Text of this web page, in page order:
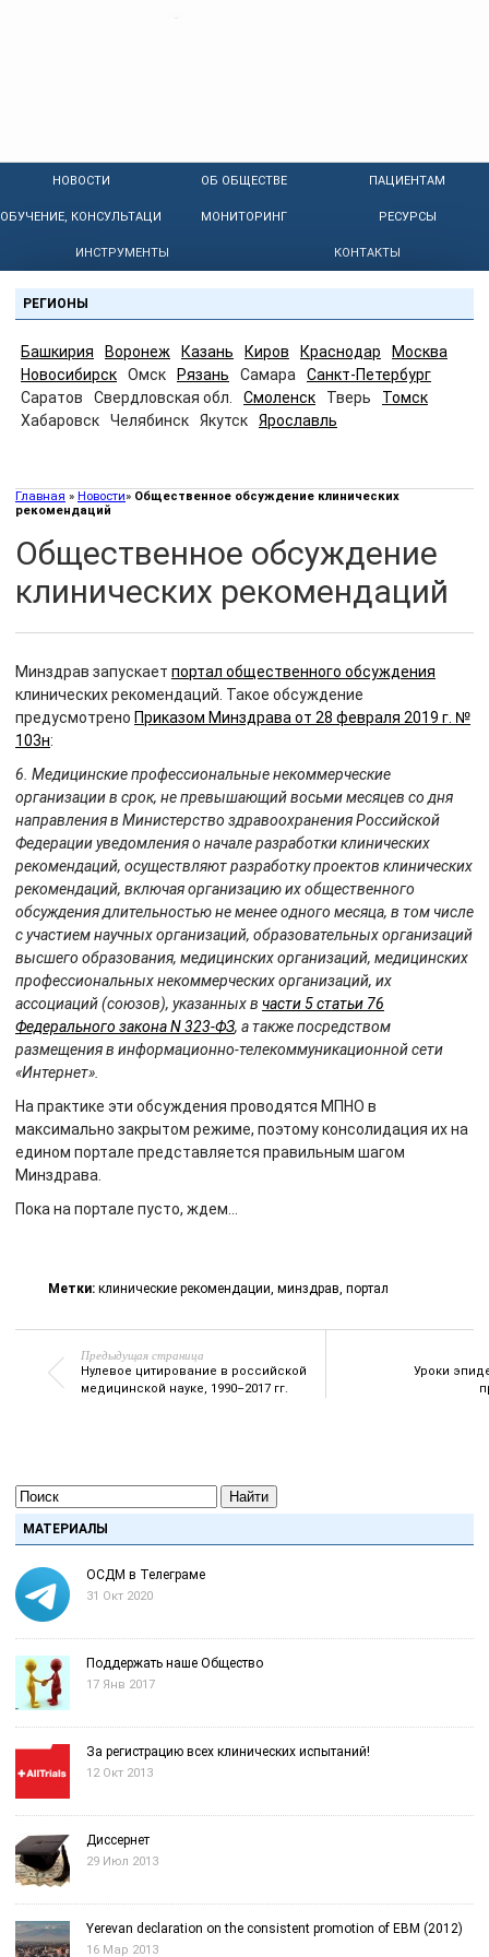
НОВОСТИ ОБ ОБЩЕСТВЕ ПАЦИЕНТАМ
ОБУЧЕНИЕ, КОНСУЛЬТАЦИИ МОНИТОРИНГ РЕСУРСЫ
ИНСТРУМЕНТЫ КОНТАКТЫ
РЕГИОНЫ
Башкирия Воронеж Казань Киров Краснодар
Москва
Новосибирск
Омск Рязань Самара
Санкт-Петербург
Саратов
Свердловская обл. Смоленск Тверь
Томск
Хабаровск
Челябинск Якутск Ярославль
Главная » Новости» Общественное обсуждение клинических
рекомендаций
Общественное обсуждение
клинических рекомендаций
Минздрав запускает портал общественного обсуждения
клинических рекомендаций. Такое обсуждение
предусмотрено Приказом Минздрава от 28 февраля 2019 г. №
103н:
6. Медицинские профессиональные некоммерческие
организации в срок, не превышающий восьми месяцев со дня
направления в Министерство здравоохранения Российской
Федерации уведомления о начале разработки клинических
рекомендаций, осуществляют разработку проектов клинических
рекомендаций, включая организацию их общественного
обсуждения длительностью не менее одного месяца, в том числе
с участием научных организаций, образовательных организаций
высшего образования, медицинских организаций, медицинских
профессиональных некоммерческих организаций, их
ассоциаций (союзов), указанных в части 5 статьи 76
Федерального закона N 323-ФЗ, а также посредством
размещения в информационно-телекоммуникационной сети
«Интернет».
На практике эти обсуждения проводятся МПНО в
максимально закрытом режиме, поэтому консолидация их на
едином портале представляется правильным шагом
Минздрава.
Пока на портале пусто, ждем…
Метки: клинические рекомендации, минздрав, портал
Предыдущая страница
Нулевое цитирование в российской
медицинской науке, 1990–2017 гг.
Уроки
Найти
МАТЕРИАЛЫ
ОСДМ в Телеграме
31 Окт 2020
Поддержать наше Общество
17 Янв 2017
За регистрацию всех клинических испытаний!
12 Окт 2013
Диссернет
29 Июл 2013
Yerevan declaration on the consistent promotion of EBM (2012)
16 Мар 2013